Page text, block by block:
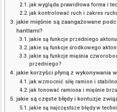
jak wygląda prawidłowa forma i
jak kontrolować ruch i zakres
jakie mięśnie są zaangażowane
hantlami?
jakie są funkcje przedniego
jakie są funkcje środkowego
jakie są funkcje mięśnia
przedniego?
jakie korzyści płyną z wykonywania
jak wzmocnić siłę ramion i
jak tonować ramiona i mięśnie
jakie są częste błędy i kontuzje
jakie są najczęstsze błędy w